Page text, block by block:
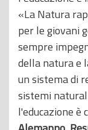
«La Natura
per le giovani
sempre
della natura e
un sistema di
sistemi
l'educazione è